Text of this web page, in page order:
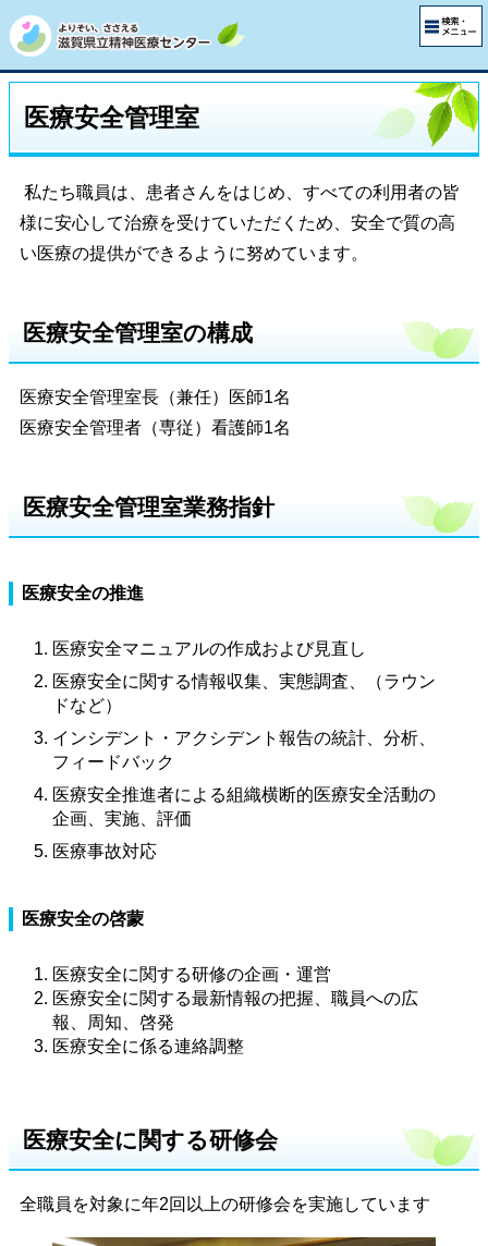
医療安全管理室
私たち職員は、患者さんをはじめ、すべての利用者の皆
様に安心して治療を受けていただくため、安全で質の高
い医療の提供ができるように努めています。
医療安全管理室の構成
医療安全管理室長（兼任）医師1名
医療安全管理者（専従）看護師1名
医療安全管理室業務指針
医療安全の推進
医療安全マニュアルの作成および見直し
医療安全に関する情報収集、実態調査、（ラウン
ドなど）
インシデント・アクシデント報告の統計、分析、
フィードバック
医療安全推進者による組織横断的医療安全活動の
企画、実施、評価
医療事故対応
医療安全の啓蒙
医療安全に関する研修の企画・運営
医療安全に関する最新情報の把握、職員への広
報、周知、啓発
医療安全に係る連絡調整
医療安全に関する研修会
全職員を対象に年2回以上の研修会を実施しています